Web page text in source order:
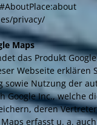
privacy/
Maps
das Produkt
Webseite erklären
sowie Nutzung der
Google Inc., welche
deren
erfasst u. a.